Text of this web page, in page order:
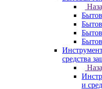
средства
и